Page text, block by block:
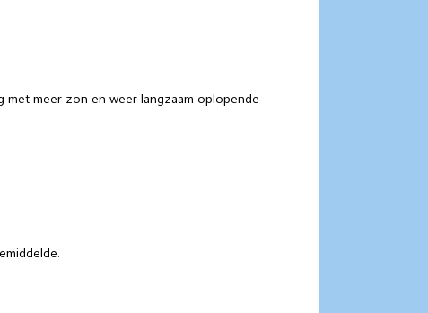
meer zon en weer langzaam oplopende